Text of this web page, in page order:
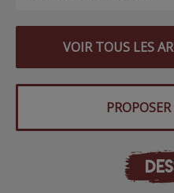
VOIR TOUS LES